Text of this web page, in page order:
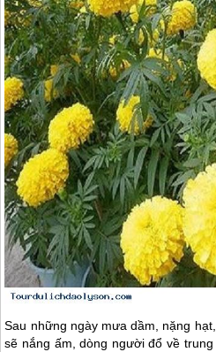
Sau những ngày mưa dầm, nặng
sẽ nắng ấm, dòng người đổ về